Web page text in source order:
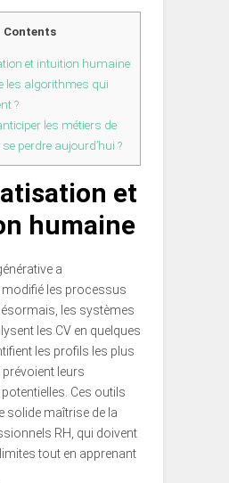
Contents
et intuition humaine
les algorithmes qui
?
les métiers de
perdre aujourd’hui ?
et
humaine
a
les processus
les systèmes
les CV en quelques
les profils les plus
leurs
Ces outils
solide maîtrise de la
RH, qui doivent
tout en apprenant